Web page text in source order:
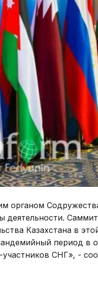
органом
Казахстана в
период в
участников СНГ», -